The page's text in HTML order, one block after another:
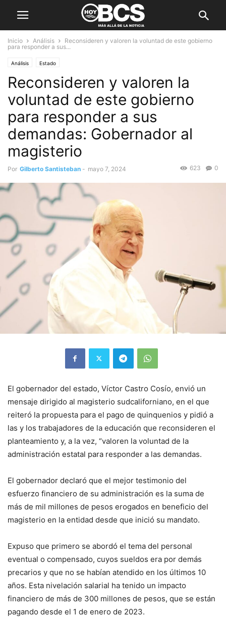
Inicio Análisis
Reconsideren y valoren la voluntad de este gobierno
para responder a sus...
Análisis Estado
Reconsideren y valoren la
voluntad de este gobierno
para responder a sus
demandas: Gobernador al
magisterio
Por Gilberto Santisteban - mayo 7, 2024 0
623
El gobernador del estado, Víctor Castro Cosío, envió un
mensaje dirigido al magisterio sudcaliforniano, en el que
reiteró la propuesta para el pago de quinquenios y pidió a
las y los trabajadores de la educación que reconsideren el
planteamiento y, a la vez, “valoren la voluntad de la
administración estatal para responder a las demandas.
El gobernador declaró que el mejor testimonio del
esfuerzo financiero de su administración es la suma de
más de mil millones de pesos erogados en beneficio del
magisterio en la entidad desde que inició su mandato.
Expuso que primero se abordó el tema del personal
eventual o compensado, cuyos sueldos era por demás
precarios y que no se habían atendido en los últimos 10
años. Esta nivelación salarial ha tenido un impacto
financiero de más de 300 millones de pesos, que se están
pagando desde el 1 de enero de 2023.